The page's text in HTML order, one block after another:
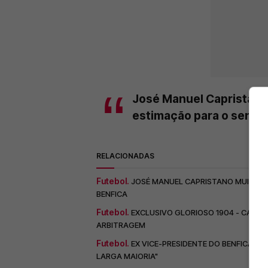
José Manuel
estimação para o
RELACIONADAS
Futebol. JOSÉ MANUEL CAPRISTANO MUITO
BENFICA
Futebol. EXCLUSIVO GLORIOSO 1904 -
ARBITRAGEM
Futebol. EX VICE-PRESIDENTE DO BENFICA
LARGA MAIORIA"